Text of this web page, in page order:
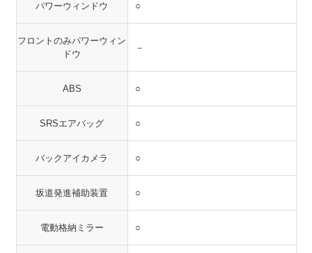
パワーウィンドウ ○
フロントのみパワーウィン
ドウ
－
ABS ○
SRSエアバッグ ○
バックアイカメラ ○
坂道発進補助装置 ○
電動格納ミラー ○